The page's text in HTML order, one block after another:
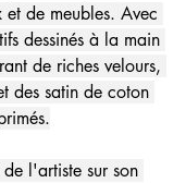
et de meubles. Avec
dessinés à la main
de riches velours,
des satin de coton
l'artiste sur son